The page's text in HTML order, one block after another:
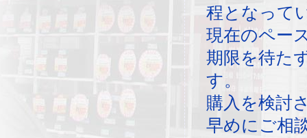
程となって
現在のペー
期限を待た
す。
購入を検討
早めにご相